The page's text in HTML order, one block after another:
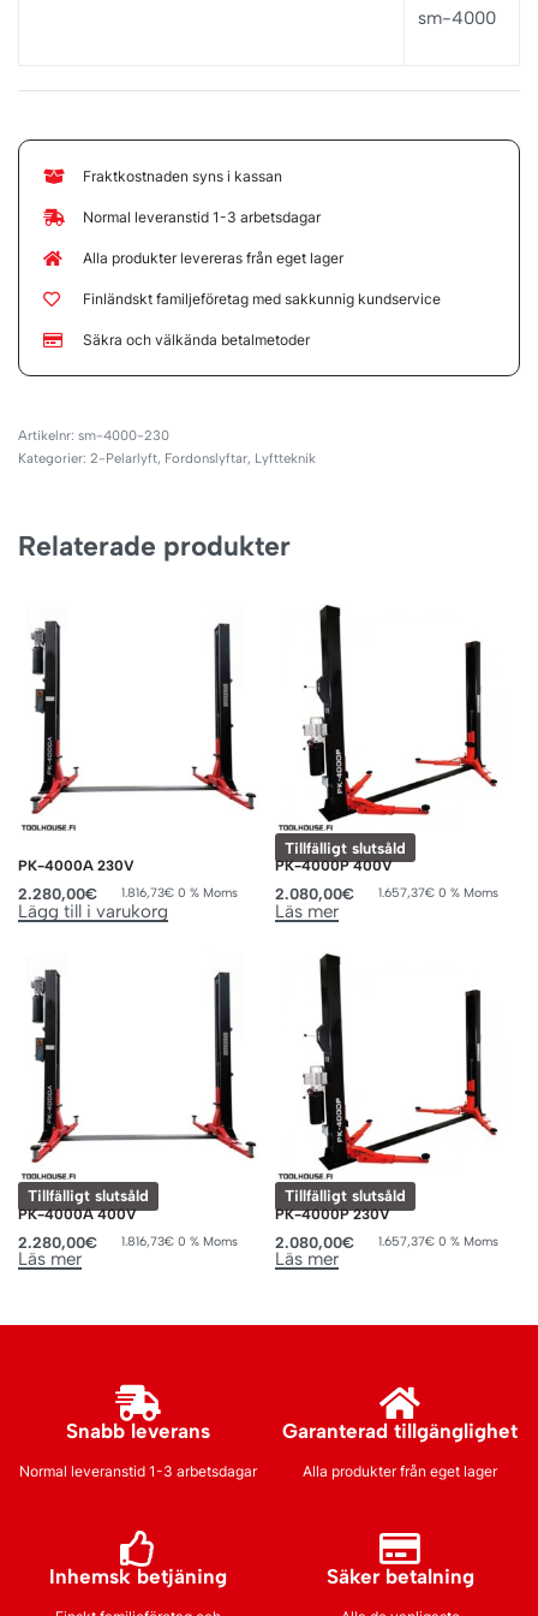
sm-4000
Fraktkostnaden syns i kassan
Normal leveranstid 1-3 arbetsdagar
Alla produkter levereras från eget lager
Finländskt familjeföretag med sakkunnig kundservice
Säkra och välkända betalmetoder
sm-4000-230
Kategorier: 2-Pelarlyft, Fordonslyftar, Lyftteknik
Relaterade produkter
PK-4000A 230V
2.280,00€ 1.816,73€ 0 % Moms
Lägg till i varukorg
Tillfälligt slutsåld
PK-4000P 400V
2.080,00€ 1.657,37€ 0 % Moms
Läs mer
Tillfälligt slutsåld
PK-4000A 400V
2.280,00€ 1.816,73€ 0 % Moms
Läs mer
Tillfälligt slutsåld
PK-4000P 230V
2.080,00€ 1.657,37€ 0 % Moms
Läs mer
Snabb leverans
Normal leveranstid 1-3 arbetsdagar
Garanterad tillgänglighet
Alla produkter från eget lager
Inhemsk betjäning Säker betalning